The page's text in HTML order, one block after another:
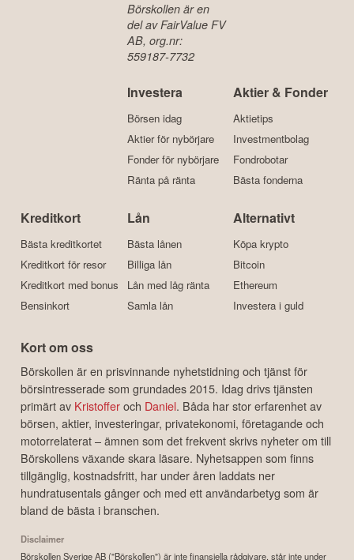
Börskollen är en
del av FairValue FV
AB, org.nr:
559187-7732
Investera
Börsen idag
Aktier för nybörjare
Fonder för nybörjare
Ränta på ränta
Aktier & Fonder
Aktietips
Investmentbolag
Fondrobotar
Bästa fonderna
Kreditkort
Bästa kreditkortet
Kreditkort för resor
Kreditkort med bonus
Bensinkort
Lån
Bästa lånen
Billiga lån
Lån med låg ränta
Samla lån
Alternativt
Köpa krypto
Bitcoin
Ethereum
Investera i guld
Kort om oss
Börskollen är en prisvinnande nyhetstidning och tjänst för
börsintresserade som grundades 2015. Idag drivs tjänsten
primärt av Kristofferoch Daniel. Båda har stor erfarenhet av
börsen, aktier, investeringar, privatekonomi, företagande och
motorrelaterat – ämnen som det frekvent skrivs nyheter om till
Börskollens växande skara läsare. Nyhetsappen som finns
tillgänglig, kostnadsfritt, har under åren laddats ner
hundratusentals gånger och med ett användarbetyg som är
bland de bästa i branschen.
Disclaimer
Börskollen Sverige AB ("Börskollen") är inte finansiella rådgivare, står inte under